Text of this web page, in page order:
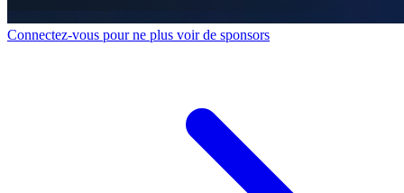
Connectez-vous pour ne plus voir de sponsors